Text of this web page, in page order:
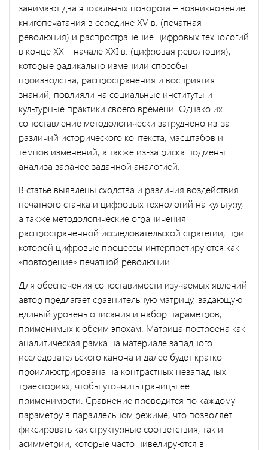
занимают два эпохальных поворота – возникновение
книгопечатания в середине XV в. (печатная
революция) и распространение цифровых технологий
в конце XX – начале XXI в. (цифровая революция),
которые радикально изменили способы
производства, распространения и восприятия
знаний, повлияли на социальные институты и
культурные практики своего времени. Однако их
сопоставление методологически затруднено из-за
различий исторического контекста, масштабов и
темпов изменений, а также из-за риска подмены
анализа заранее заданной аналогией.
В статье выявлены сходства и различия воздействия
печатного станка и цифровых технологий на культуру,
а также методологические ограничения
распространенной исследовательской стратегии, при
которой цифровые процессы интерпретируются как
«повторение» печатной революции.
Для обеспечения сопоставимости изучаемых явлений
автор предлагает сравнительную матрицу, задающую
единый уровень описания и набор параметров,
применимых к обеим эпохам. Матрица построена как
аналитическая рамка на материале западного
исследовательского канона и далее будет кратко
проиллюстрирована на контрастных незападных
траекториях, чтобы уточнить границы ее
применимости. Сравнение проводится по каждому
параметру в параллельном режиме, что позволяет
фиксировать как структурные соответствия, так и
асимметрии, которые часто нивелируются в